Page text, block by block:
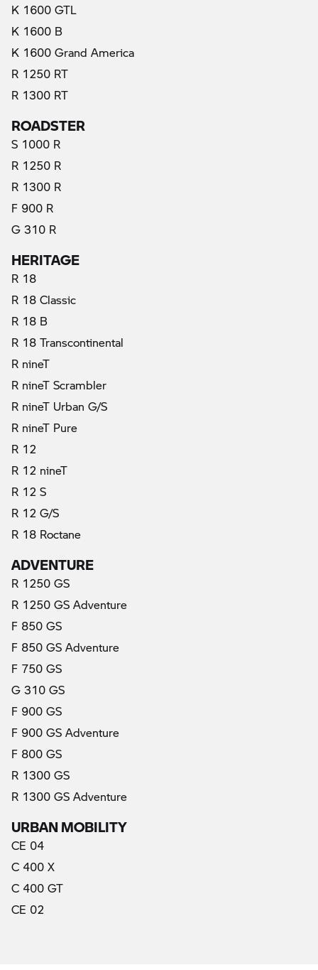
K 1600 GTL
K 1600 B
K 1600 Grand America
R 1250 RT
R 1300 RT
ROADSTER
S 1000 R
R 1250 R
R 1300 R
F 900 R
G 310 R
HERITAGE
R 18
R 18 Classic
R 18 B
R 18 Transcontinental
R nineT
R nineT Scrambler
R nineT Urban G/S
R nineT Pure
R 12
R 12 nineT
R 12 S
R 12 G/S
R 18 Roctane
ADVENTURE
R 1250 GS
R 1250 GS Adventure
F 850 GS
F 850 GS Adventure(актуални)
F 750 GS
G 310 GS
F 900 GS
F 900 GS Adventure
F 800 GS
R 1300 GS
R 1300 GS Adventure
URBAN MOBILITY
CE 04
C 400 X
C 400 GT
CE 02